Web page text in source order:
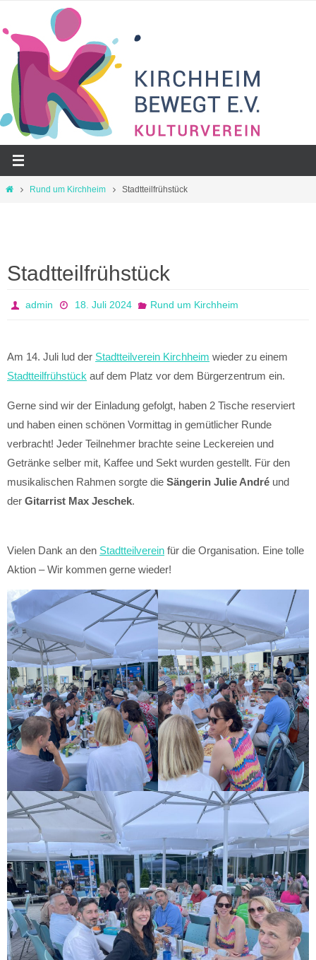
Inhalt
springen
StartRund um Kirchheim Stadtteilfrühstück
Stadtteilfrühstück
admin 18. Juli 2024 Rund um Kirchheim
Am 14. Juli lud der Stadtteilverein Kirchheim wieder zu einem
Stadtteilfrühstück auf dem Platz vor dem Bürgerzentrum ein.
Gerne sind wir der Einladung gefolgt, haben 2 Tische reserviert
und haben einen schönen Vormittag in gemütlicher Runde
verbracht! Jeder Teilnehmer brachte seine Leckereien und
Getränke selber mit, Kaffee und Sekt wurden gestellt. Für den
musikalischen Rahmen sorgte die Sängerin Julie André und
der Gitarrist Max Jeschek.
Vielen Dank an den Stadtteilverein für die Organisation. Eine tolle
Aktion – Wir kommen gerne wieder!